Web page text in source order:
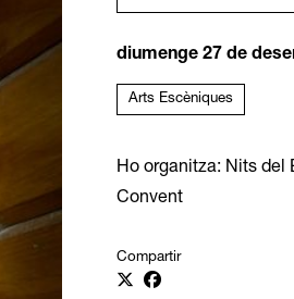
diumenge 27 de
Arts Escèniques
Ho organitza: Nits del
Convent
Compartir